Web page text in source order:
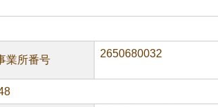
業所番号
2650680032